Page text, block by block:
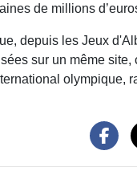
de millions
depuis les Jeux
sur un même site,
olympique,